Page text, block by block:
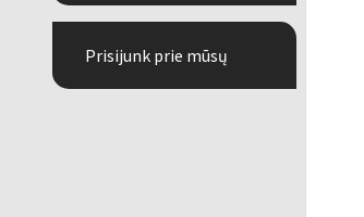
Prisijunk prie mūsų